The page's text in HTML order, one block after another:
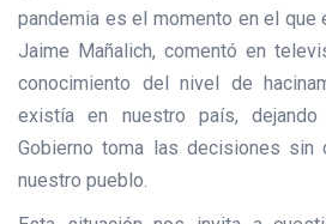
pandemia es el momento en el que
Jaime Mañalich, comentó en
conocimiento del nivel de
existía en nuestro país,
Gobierno toma las decisiones sin
nuestro pueblo.